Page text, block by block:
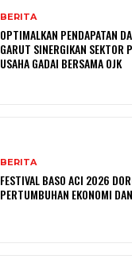
BERITA
OPTIMALKAN PENDAPATAN
GARUT SINERGIKAN SEKTOR
USAHA GADAI BERSAMA OJK
BERITA
FESTIVAL BASO ACI 2026
PERTUMBUHAN EKONOMI